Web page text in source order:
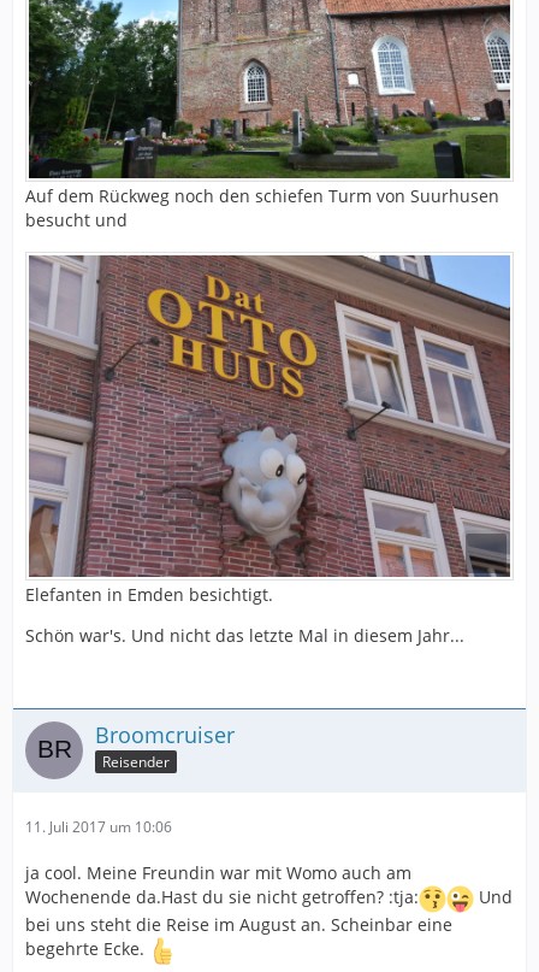
Auf dem Rückweg noch den schiefen Turm von Suurhusen
besucht und
Elefanten in Emden besichtigt.
Schön war's. Und nicht das letzte Mal in diesem Jahr...
Broomcruiser
Reisender
11. Juli 2017 um 10:06
ja cool. Meine Freundin war mit Womo auch am
Wochenende da.Hast du sie nicht getroffen? :tja:
Und
bei uns steht die Reise im August an. Scheinbar eine
begehrte Ecke.